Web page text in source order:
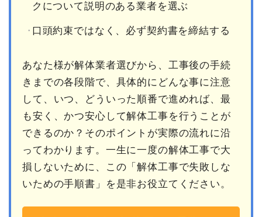
クについて説明のある業者を選ぶ
口頭約束ではなく、必ず契約書を締結する
あなた様が解体業者選びから、工事後の手続
きまでの各段階で、具体的にどんな事に注意
して、いつ、どういった順番で進めれば、最
も安く、かつ安心して解体工事を行うことが
できるのか？そのポイントが実際の流れに沿
ってわかります。一生に一度の解体工事で大
損しないために、この「解体工事で失敗しな
いための手順書」を是非お役立てください。